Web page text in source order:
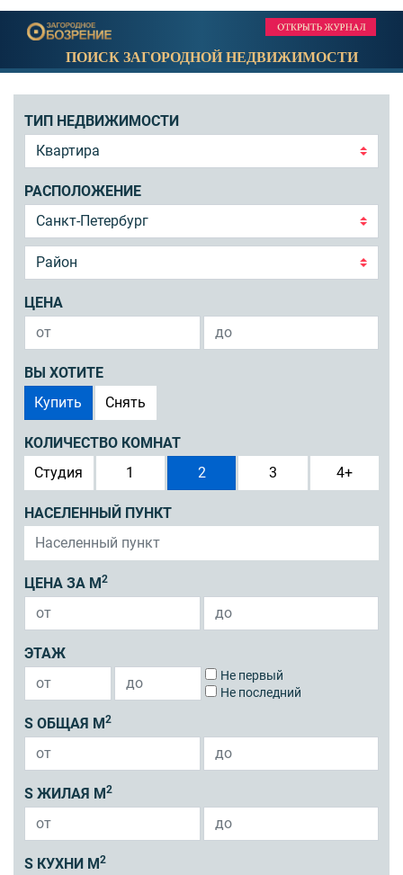
ПОИСК ЗАГОРОДНОЙ НЕДВИЖИМОСТИ
ТИП НЕДВИЖИМОСТИ
РАСПОЛОЖЕНИЕ
ЦЕНА
ВЫ ХОТИТЕ
Купить
Снять
КОЛИЧЕСТВО КОМНАТ
Студия
1 2 3 4+
НАСЕЛЕННЫЙ ПУНКТ
ЦЕНА ЗА М 2
ЭТАЖ
Не первый
Не последний
S ОБЩАЯ М 2
S ЖИЛАЯ М 2
S КУХНИ М 2